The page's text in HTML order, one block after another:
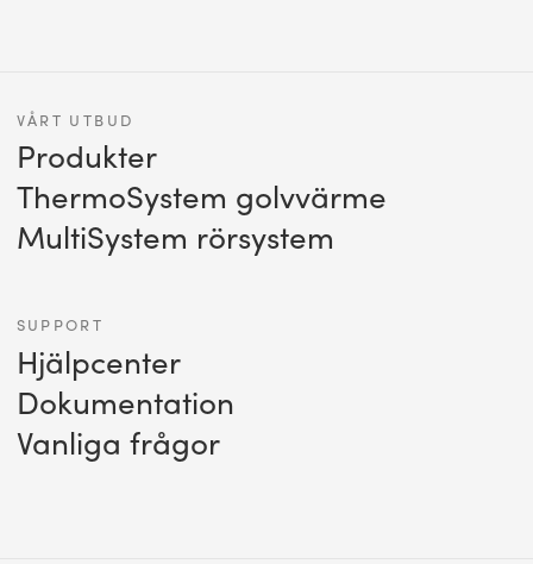
VÅRT UTBUD
Produkter
ThermoSystem golvvärme
MultiSystem rörsystem
SUPPORT
Hjälpcenter
Dokumentation
Vanliga frågor